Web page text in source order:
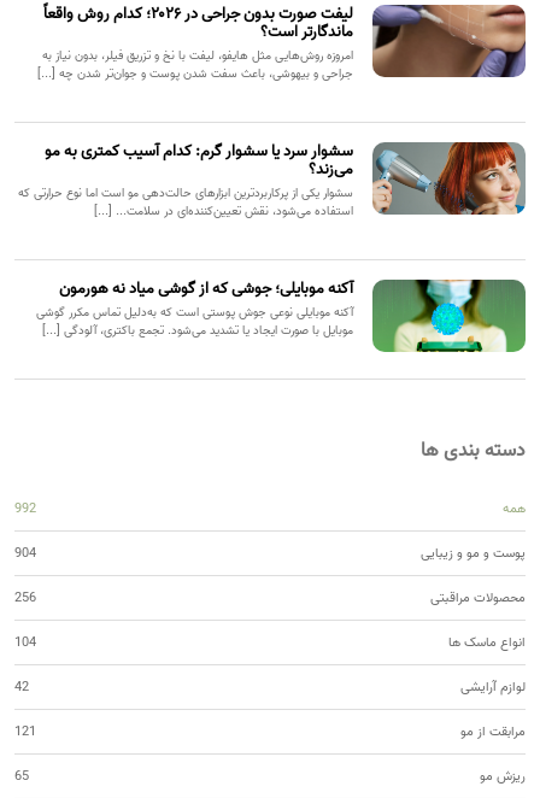
لیفت صورت بدون جراحی در ۲۰۲۶؛ کدام روش واقعاً
ماندگارتر است؟
امروزه روش‌هایی مثل هایفو، لیفت با نخ و تزریق فیلر، بدون نیاز به
جراحی و بیهوشی، باعث سفت شدن پوست و جوان‌تر شدن چه [...]
سشوار سرد یا سشوار گرم: کدام آسیب کمتری به مو
می‌زند؟
سشوار یکی از پرکاربردترین ابزارهای حالت‌دهی مو است اما نوع حرارتی که
استفاده می‌شود، نقش تعیین‌کننده‌ای در سلامت... [...]
آکنه موبایلی؛ جوشی که از گوشی میاد نه هورمون
آکنه موبایلی نوعی جوش پوستی است که به‌دلیل تماس مکرر گوشی
موبایل با صورت ایجاد یا تشدید می‌شود. تجمع باکتری، آلودگی [...]
دسته بندی ها
همه 992
پوست و مو و زیبایی 904
محصولات مراقبتی 256
انواع ماسک ها 104
لوازم آرایشی 42
مرابقت از مو 121
ریزش مو 65